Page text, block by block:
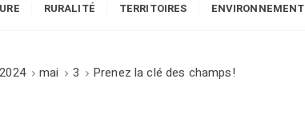
RURALITÉ TERRITOIRES ENVIRONNEMENT
2024 mai 3 Prenez la clé des champs!